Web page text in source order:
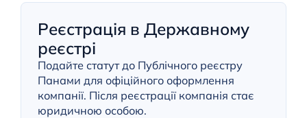
Реєстрація в Державному
реєстрі
Подайте статут до Публічного реєстру
Панами для офіційного оформлення
компанії. Після реєстрації компанія стає
юридичною особою.